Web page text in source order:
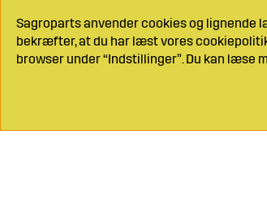
Sagroparts anvender cookies og lignende
bekræfter, at du har læst vores
browser under “Indstillinger”. Du kan læse